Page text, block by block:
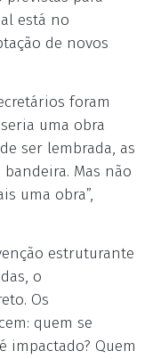
está no
de novos
foram
uma obra
ser lembrada, as
bandeira. Mas não
uma obra”,
estruturante
o
Os
quem se
impactado? Quem